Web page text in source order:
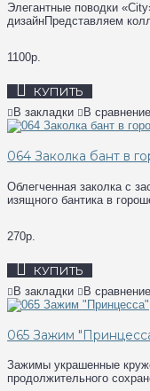
Элегантные поводки
дизайнПредставляем
1100р.
КУПИТЬ
В закладки В сравнение
064 Заколка бант в
Облегченная заколка с
изящного бантика в
270р.
КУПИТЬ
В закладки В сравнение
065 Зажим
Зажимы украшенные
продолжительного